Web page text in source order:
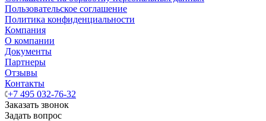
Пользовательское соглашение
Политика конфиденциальности
Компания
О компании
Документы
Партнеры
Отзывы
Контакты
+7 495 032-76-32
Заказать звонок
Задать вопрос